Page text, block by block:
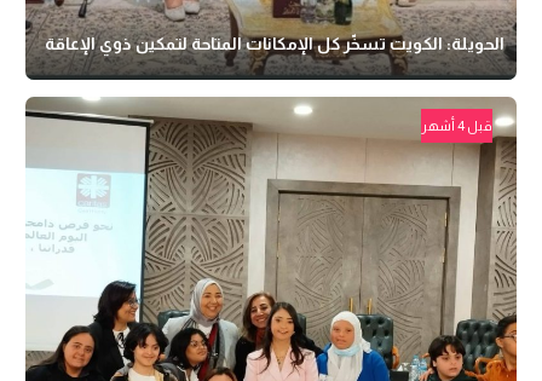
الحويلة: الكويت تسخّر كل الإمكانات المتاحة لتمكين ذوي الإعاقة
قبل 4 أشهر